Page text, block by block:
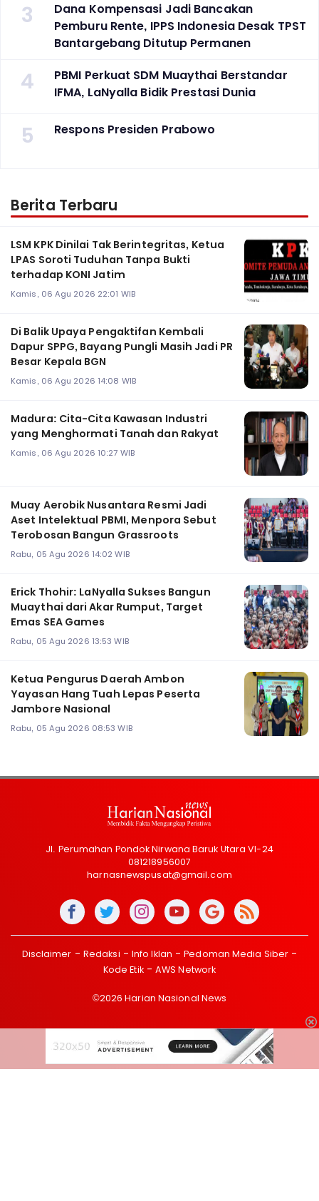
3
Dana Kompensasi Jadi Bancakan
Pemburu Rente, IPPS Indonesia Desak TPST
Bantargebang Ditutup Permanen
4
PBMI Perkuat SDM Muaythai Berstandar
IFMA, LaNyalla Bidik Prestasi Dunia
5 Respons Presiden Prabowo
Berita Terbaru
LSM KPK Dinilai Tak Berintegritas, Ketua
LPAS Soroti Tuduhan Tanpa Bukti
terhadap KONI Jatim
Kamis, 06 Agu 2026 22:01 WIB
Di Balik Upaya Pengaktifan Kembali
Dapur SPPG, Bayang Pungli Masih Jadi PR
Besar Kepala BGN
Kamis, 06 Agu 2026 14:08 WIB
Madura: Cita-Cita Kawasan Industri
yang Menghormati Tanah dan Rakyat
Kamis, 06 Agu 2026 10:27 WIB
Muay Aerobik Nusantara Resmi Jadi
Aset Intelektual PBMI, Menpora Sebut
Terobosan Bangun Grassroots
Rabu, 05 Agu 2026 14:02 WIB
Erick Thohir: LaNyalla Sukses Bangun
Muaythai dari Akar Rumput, Target
Emas SEA Games
Rabu, 05 Agu 2026 13:53 WIB
Ketua Pengurus Daerah Ambon
Yayasan Hang Tuah Lepas Peserta
Jambore Nasional
Rabu, 05 Agu 2026 08:53 WIB
Jl. Perumahan Pondok Nirwana Baruk Utara VI-24
081218956007
harnasnewspusat@gmail.com
Disclaimer Redaksi Info Iklan
Pedoman Media Siber
Kode Etik
AWS Network
©2026 Harian Nasional News